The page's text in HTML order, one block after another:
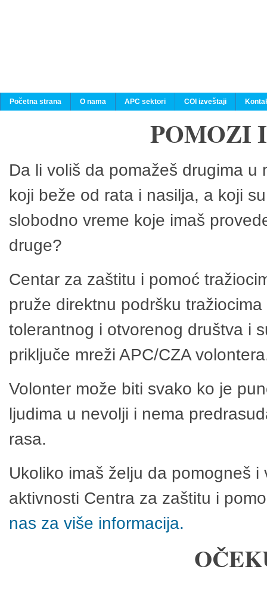
Početna strana O nama APC sektori COI izveštaji
POMOZI
Da li voliš da pomažeš drugima
koji beže od rata i nasilja, a koji
slobodno vreme koje imaš
druge?
Centar za zaštitu i pomoć
pruže direktnu podršku
tolerantnog i otvorenog društva i
priključe mreži APC/CZA
Volonter može biti svako ko je
ljudima u nevolji i nema
rasa.
Ukoliko imaš želju da pomogneš
aktivnosti Centra za zaštitu i
nas za više informacija.